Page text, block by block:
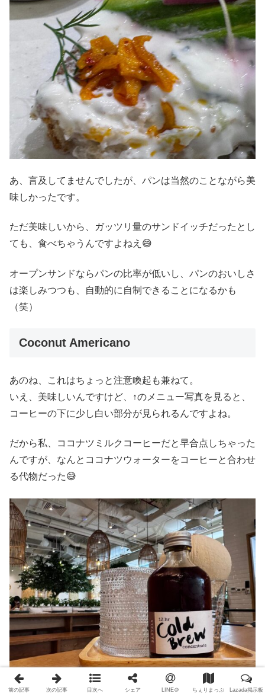
あ、言及してませんでしたが、パンは当然のことながら美
味しかったです。
ただ美味しいから、ガッツリ量のサンドイッチだったとし
ても、食べちゃうんですよねえ😅
オープンサンドならパンの比率が低いし、パンのおいしさ
は楽しみつつも、自動的に自制できることになるかも
（笑）
Coconut Americano
あのね、これはちょっと注意喚起も兼ねて。
いえ、美味しいんですけど、↑のメニュー写真を見ると、
コーヒーの下に少し白い部分が見られるんですよね。
だから私、ココナツミルクコーヒーだと早合点しちゃった
んですが、なんとココナツウォーターをコーヒーと合わせ
る代物だった😅
前の記事 次の記事 目次へ シェア LINE＠ ちぇりまっぷ Lazada掲示板